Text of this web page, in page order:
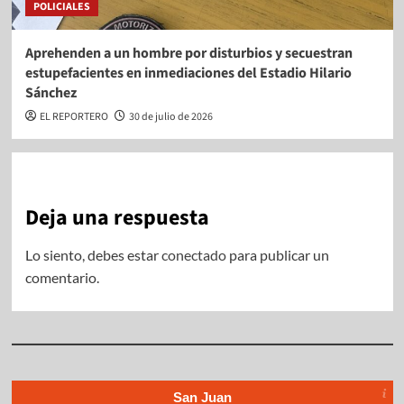
POLICIALES
Aprehenden a un hombre por disturbios y secuestran
estupefacientes en inmediaciones del Estadio Hilario
Sánchez
EL REPORTERO 30 de julio de 2026
Deja una respuesta
Lo siento, debes estarconectadopara publicar un
comentario.
San Juan